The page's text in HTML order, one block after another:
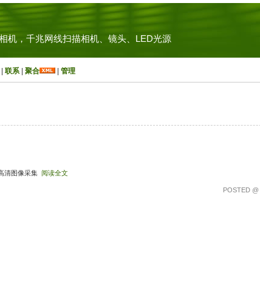
机，千兆网线扫描相机、镜头、LED光源
联系| 聚合 | 管理
图像采集 阅读全文
POSTED @